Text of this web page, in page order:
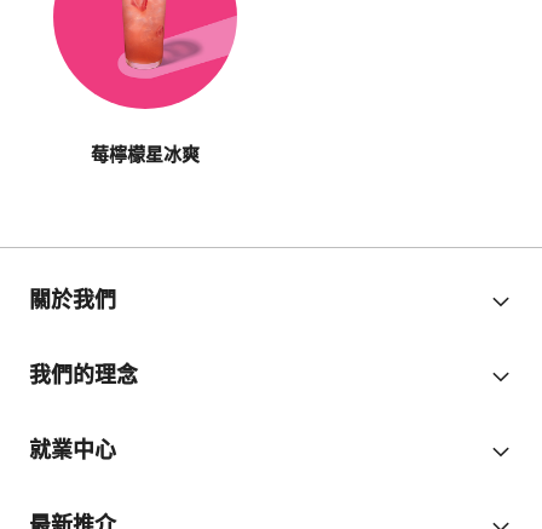
莓檸檬星冰爽
關於我們
我們的理念
就業中心